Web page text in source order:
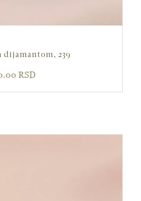
dijamantom, 239
RSD